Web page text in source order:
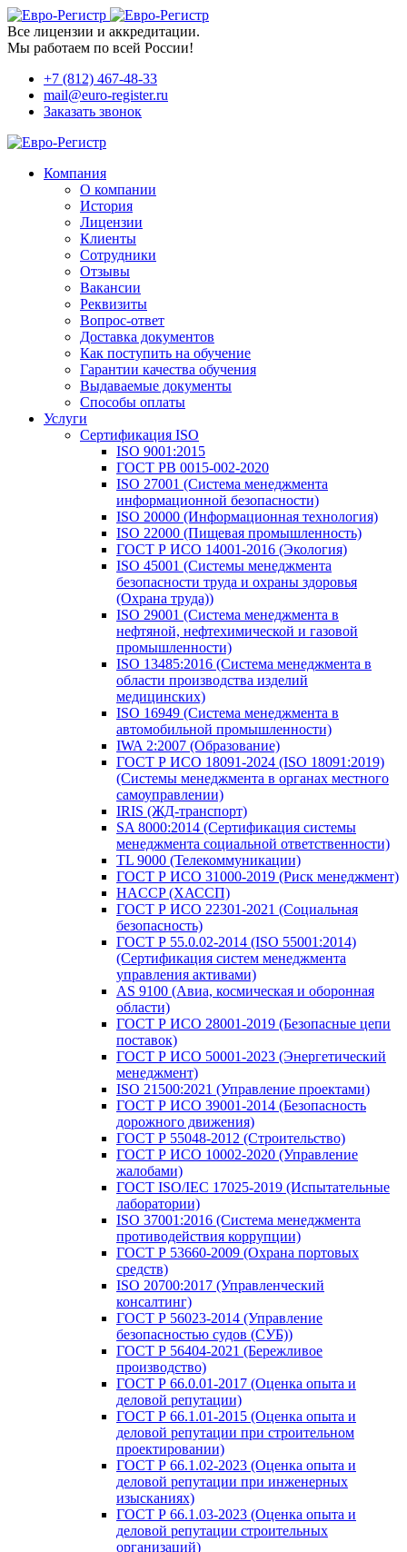
Все лицензии и аккредитации.
Мы работаем по всей России!
+7 (812) 467-48-33
mail@euro-register.ru
Заказать звонок
Компания
О компании
История
Лицензии
Клиенты
Сотрудники
Отзывы
Вакансии
Реквизиты
Вопрос-ответ
Доставка документов
Как поступить на обучение
Гарантии качества обучения
Выдаваемые документы
Способы оплаты
Услуги
Сертификация ISO
ISO 9001:2015
ГОСТ РВ 0015-002-2020
ISO 27001 (Система менеджмента
информационной безопасности)
ISO 20000 (Информационная технология)
ISO 22000 (Пищевая промышленность)
ГОСТ Р ИСО 14001-2016 (Экология)
ISO 45001 (Системы менеджмента
безопасности труда и охраны здоровья
(Охрана труда))
ISO 29001 (Система менеджмента в
нефтяной, нефтехимической и газовой
промышленности)
ISO 13485:2016 (Система менеджмента в
области производства изделий
медицинских)
ISO 16949 (Система менеджмента в
автомобильной промышленности)
IWA 2:2007 (Образование)
ГОСТ Р ИСО 18091-2024 (ISO 18091:2019)
(Системы менеджмента в органах местного
самоуправлении)
IRIS (ЖД-транспорт)
SA 8000:2014 (Сертификация системы
менеджмента социальной ответственности)
TL 9000 (Телекоммуникации)
ГОСТ Р ИСО 31000-2019 (Риск менеджмент)
HACCP (ХАССП)
ГОСТ Р ИСО 22301-2021 (Социальная
безопасность)
ГОСТ Р 55.0.02-2014 (ISO 55001:2014)
(Сертификация систем менеджмента
управления активами)
AS 9100 (Авиа, космическая и оборонная
области)
ГОСТ Р ИСО 28001-2019 (Безопасные цепи
поставок)
ГОСТ Р ИСО 50001-2023 (Энергетический
менеджмент)
ISO 21500:2021 (Управление проектами)
ГОСТ Р ИСО 39001-2014 (Безопасность
дорожного движения)
ГОСТ Р 55048-2012 (Строительство)
ГОСТ Р ИСО 10002-2020 (Управление
жалобами)
ГОСТ ISO/IEC 17025-2019 (Испытательные
лаборатории)
ISO 37001:2016 (Система менеджмента
противодействия коррупции)
ГОСТ Р 53660-2009 (Охрана портовых
средств)
ISO 20700:2017 (Управленческий
консалтинг)
ГОСТ Р 56023-2014 (Управление
безопасностью судов (СУБ))
ГОСТ Р 56404-2021 (Бережливое
производство)
ГОСТ Р 66.0.01-2017 (Оценка опыта и
деловой репутации)
ГОСТ Р 66.1.01-2015 (Оценка опыта и
деловой репутации при строительном
проектировании)
ГОСТ Р 66.1.02-2023 (Оценка опыта и
деловой репутации при инженерных
изысканиях)
ГОСТ Р 66.1.03-2023 (Оценка опыта и
деловой репутации строительных
организаций)